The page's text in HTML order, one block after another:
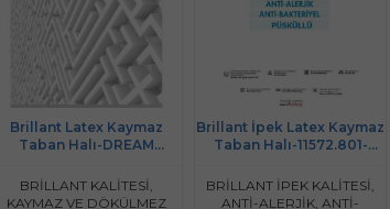
Brillant Latex Kaymaz
Taban Halı-DREAM
BRİLLANT KALİTESİ,
KAYMAZ VE DÖKÜLMEZ
Brillant İpek Latex Kaymaz
Taban Halı-11572.801-
BRİLLANT İPEK KALİTESİ,
ANTİ-ALERJİK, ANTİ-